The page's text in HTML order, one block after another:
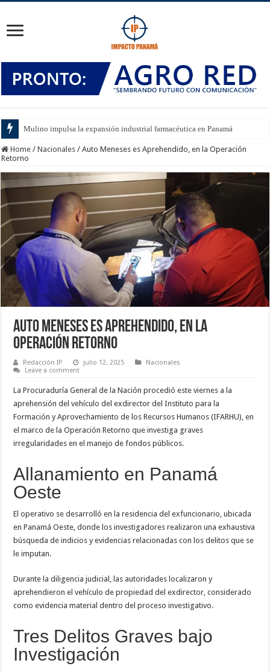
Mulino impulsa la expansión industrial farmacéutica en Panamá
Home / Nacionales / Auto Meneses es Aprehendido, en la Operación
Retorno
Auto Meneses es Aprehendido, en la
Operación Retorno
Redacción IP julio 12, 2025
Nacionales
Leave a comment
La Procuraduría General de la Nación procedió este viernes a la
aprehensión del vehículo del exdirector del Instituto para la
Formación y Aprovechamiento de los Recursos Humanos (IFARHU), en
el marco de la Operación Retorno que investiga graves
irregularidades en el manejo de fondos públicos.
Allanamiento en Panamá
Oeste
El operativo se desarrolló en la residencia del exfuncionario, ubicada
en Panamá Oeste, donde los investigadores realizaron una exhaustiva
búsqueda de indicios y evidencias relacionadas con los delitos que se
le imputan.
Durante la diligencia judicial, las autoridades localizaron y
aprehendieron el vehículo de propiedad del exdirector, considerado
como evidencia material dentro del proceso investigativo.
Tres Delitos Graves bajo
Investigación